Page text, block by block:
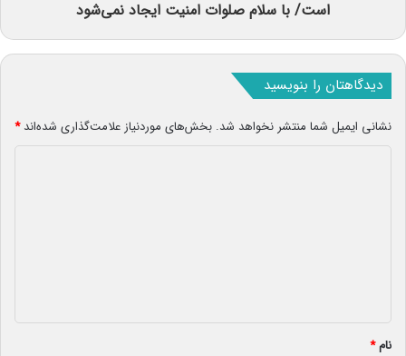
است/ با سلام صلوات امنیت ایجاد نمی‌شود
دیدگاهتان را بنویسید
نشانی ایمیل شما منتشر نخواهد شد. بخش‌های موردنیاز علامت‌گذاری شده‌اند*
*
نام*